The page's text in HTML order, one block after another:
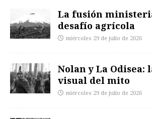
La fusión
desafío agrícola
miércoles 29 de julio de 2026
Nolan y La
visual del mito
miércoles 29 de julio de 2026